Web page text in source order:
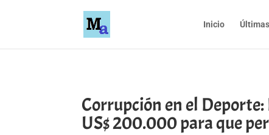
Inicio
Corrupción en el
US$ 200.000 para que